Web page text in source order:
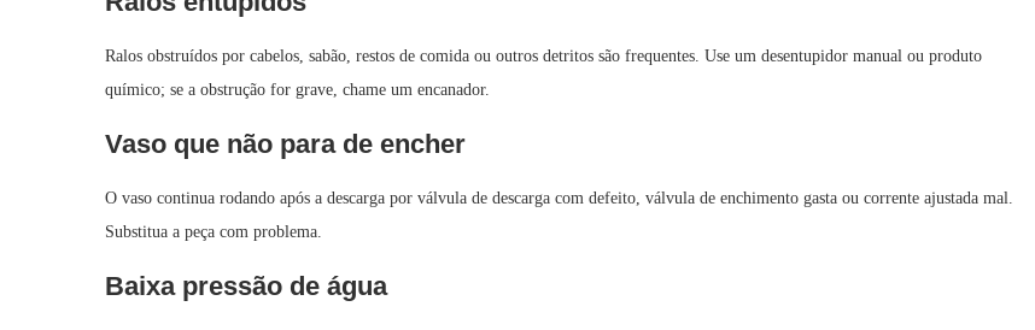
Ralos obstruídos por cabelos, sabão, restos de comida ou outros detritos são frequentes. Use um desentupidor manual ou produto
químico; se a obstrução for grave, chame um encanador.
Vaso que não para de encher
O vaso continua rodando após a descarga por válvula de descarga com defeito, válvula de enchimento gasta ou corrente ajustada mal.
Substitua a peça com problema.
Baixa pressão de água